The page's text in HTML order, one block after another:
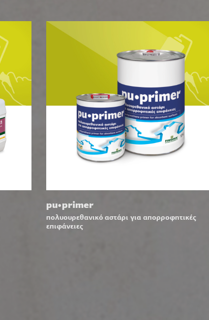
pu•primer
πολυουρεθανικό αστάρι για απορροφητικές
επιφάνειες